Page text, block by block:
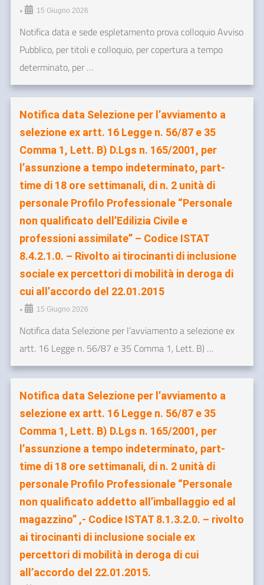
• 15 Giugno 2026
Notifica data e sede espletamento prova colloquio Avviso
Pubblico, per titoli e colloquio, per copertura a tempo
determinato, per …
Notifica data Selezione per l’avviamento a
selezione ex artt. 16 Legge n. 56/87 e 35
Comma 1, Lett. B) D.Lgs n. 165/2001, per
l’assunzione a tempo indeterminato, part-
time di 18 ore settimanali, di n. 2 unità di
personale Profilo Professionale “Personale
non qualificato dell’Edilizia Civile e
professioni assimilate” – Codice ISTAT
8.4.2.1.0. – Rivolto ai tirocinanti di inclusione
sociale ex percettori di mobilità in deroga di
cui all’accordo del 22.01.2015
• 15 Giugno 2026
Notifica data Selezione per l’avviamento a selezione ex
artt. 16 Legge n. 56/87 e 35 Comma 1, Lett. B) …
Notifica data Selezione per l’avviamento a
selezione ex artt. 16 Legge n. 56/87 e 35
Comma 1, Lett. B) D.Lgs n. 165/2001, per
l’assunzione a tempo indeterminato, part-
time di 18 ore settimanali, di n. 2 unità di
personale Profilo Professionale “Personale
non qualificato addetto all’imballaggio ed al
magazzino” ,- Codice ISTAT 8.1.3.2.0. – rivolto
ai tirocinanti di inclusione sociale ex
percettori di mobilità in deroga di cui
all’accordo del 22.01.2015.